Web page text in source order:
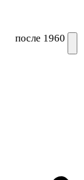
после 1960